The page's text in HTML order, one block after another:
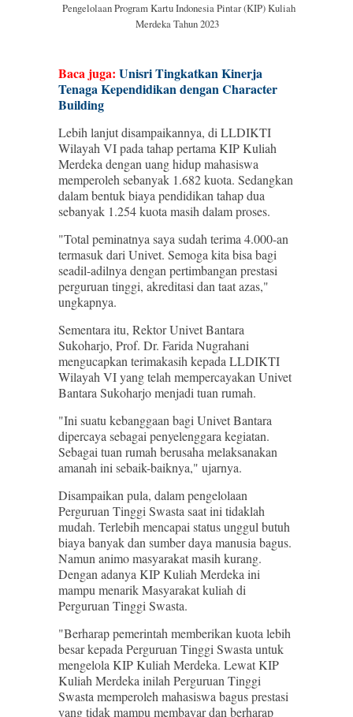
Pengelolaan Program Kartu Indonesia Pintar (KIP) Kuliah
Merdeka Tahun 2023
Baca juga: Unisri Tingkatkan Kinerja
Tenaga Kependidikan dengan Character
Building
Lebih lanjut disampaikannya, di LLDIKTI
Wilayah VI pada tahap pertama KIP Kuliah
Merdeka dengan uang hidup mahasiswa
memperoleh sebanyak 1.682 kuota. Sedangkan
dalam bentuk biaya pendidikan tahap dua
sebanyak 1.254 kuota masih dalam proses.
"Total peminatnya saya sudah terima 4.000-an
termasuk dari Univet. Semoga kita bisa bagi
seadil-adilnya dengan pertimbangan prestasi
perguruan tinggi, akreditasi dan taat azas,"
ungkapnya.
Sementara itu, Rektor Univet Bantara
Sukoharjo, Prof. Dr. Farida Nugrahani
mengucapkan terimakasih kepada LLDIKTI
Wilayah VI yang telah mempercayakan Univet
Bantara Sukoharjo menjadi tuan rumah.
"Ini suatu kebanggaan bagi Univet Bantara
dipercaya sebagai penyelenggara kegiatan.
Sebagai tuan rumah berusaha melaksanakan
amanah ini sebaik-baiknya," ujarnya.
Disampaikan pula, dalam pengelolaan
Perguruan Tinggi Swasta saat ini tidaklah
mudah. Terlebih mencapai status unggul butuh
biaya banyak dan sumber daya manusia bagus.
Namun animo masyarakat masih kurang.
Dengan adanya KIP Kuliah Merdeka ini
mampu menarik Masyarakat kuliah di
Perguruan Tinggi Swasta.
"Berharap pemerintah memberikan kuota lebih
besar kepada Perguruan Tinggi Swasta untuk
mengelola KIP Kuliah Merdeka. Lewat KIP
Kuliah Merdeka inilah Perguruan Tinggi
Swasta memperoleh mahasiswa bagus prestasi
yang tidak mampu membayar dan berharap